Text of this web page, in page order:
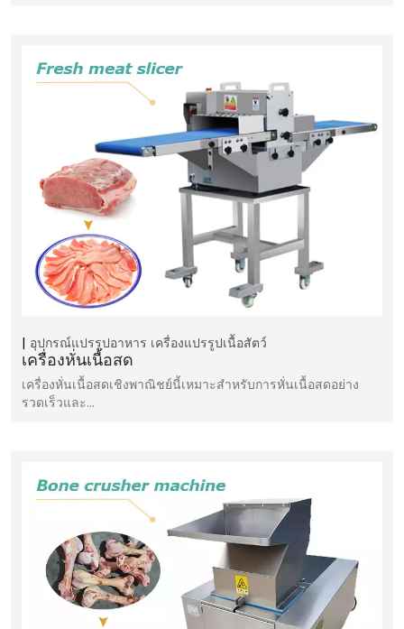
อุปกรณ์แปรรูปอาหาร เครื่องแปรรูปเนื้อสัตว์
เครื่องหั่นเนื้อสด
เครื่องหั่นเนื้อสดเชิงพาณิชย์นี้เหมาะสำหรับการหั่นเนื้อสดอย่าง
รวดเร็วและ…